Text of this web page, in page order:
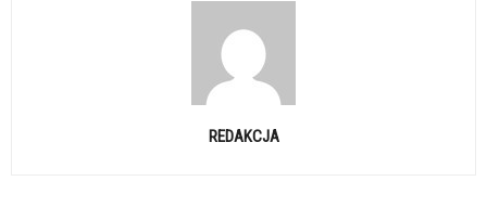
REDAKCJA